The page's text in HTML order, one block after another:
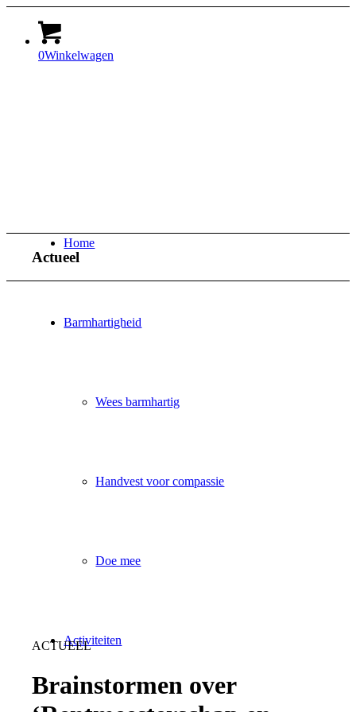
0Winkelwagen
Home
Barmhartigheid
Wees barmhartig
Handvest voor compassie
Doe mee
Activiteiten
Actueel
ACTUEEL
Brainstormen over